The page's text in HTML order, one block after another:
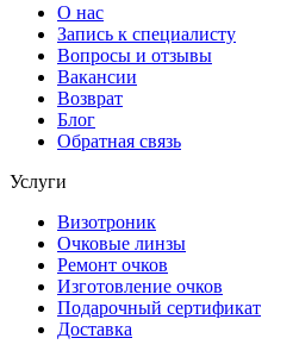
О нас
Запись к специалисту
Вопросы и отзывы
Вакансии
Возврат
Блог
Обратная связь
Услуги
Визотроник
Очковые линзы
Ремонт очков
Изготовление очков
Подарочный сертификат
Доставка